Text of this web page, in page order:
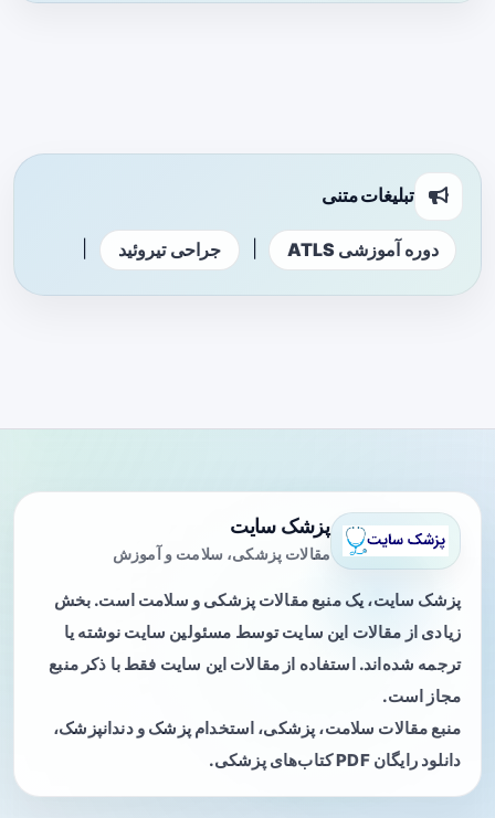
تبلیغات متنی
دوره آموزشی ATLS جراحی تیروئید
پزشک سایت
مقالات پزشکی، سلامت و آموزش
پزشک سایت، یک منبع مقالات پزشکی و سلامت است. بخش
زیادی از مقالات این سایت توسط مسئولین سایت نوشته یا
ترجمه شده‌اند. استفاده از مقالات این سایت فقط با ذکر منبع
مجاز است.
منبع مقالات سلامت، پزشکی، استخدام پزشک و دندانپزشک،
دانلود رایگان PDF کتاب‌های پزشکی.